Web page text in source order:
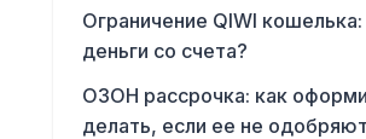
Ограничение QIWI
деньги со счета?
ОЗОН рассрочка: как
делать, если ее не